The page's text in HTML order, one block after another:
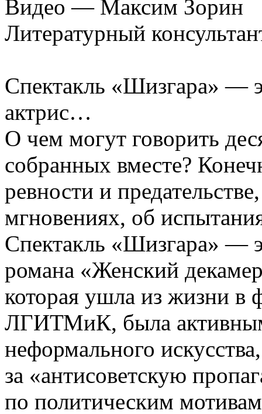
Видео — Максим Зорин
Литературный
Спектакль «Шизгара» —
актрис…
О чем могут говорить
собранных вместе?
ревности и
мгновениях, об
Спектакль «Шизгара» —
романа «Женский
которая ушла из жизни в
ЛГИТМиК, была
неформального
за «антисоветскую
по политическим